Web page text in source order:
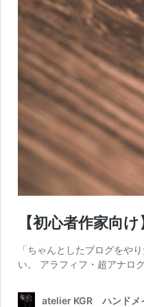
【初心者作家向
「ちゃんとしたブログをや
い。 アラフィフ・超アナロ
atelier KGR ハンドメ